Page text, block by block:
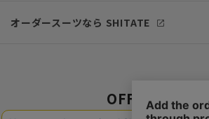
オーダースーツなら SHITATE
OFFICIAL SNS